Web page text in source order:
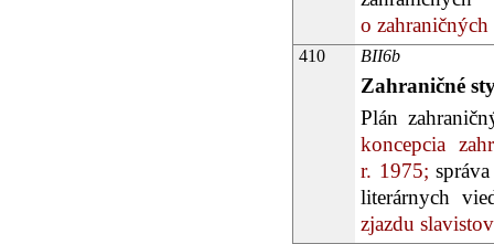
o
410 BII6b
Zahraničné
Plán
koncepcia
r. 1975;
literárnych
zjazdu